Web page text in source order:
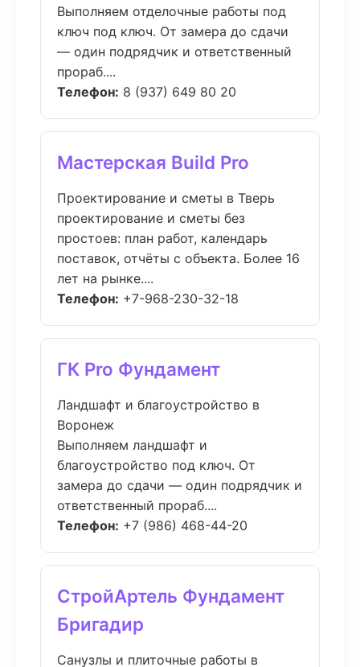
Выполняем отделочные работы под
ключ под ключ. От замера до сдачи
— один подрядчик и ответственный
прораб....
Телефон: 8 (937) 649 80 20
Мастерская Build Pro
Проектирование и сметы в Тверь
проектирование и сметы без
простоев: план работ, календарь
поставок, отчёты с объекта. Более 16
лет на рынке....
Телефон: +7-968-230-32-18
ГК Pro Фундамент
Ландшафт и благоустройство в
Воронеж
Выполняем ландшафт и
благоустройство под ключ. От
замера до сдачи — один подрядчик и
ответственный прораб....
Телефон: +7 (986) 468-44-20
СтройАртель Фундамент
Бригадир
Санузлы и плиточные работы в